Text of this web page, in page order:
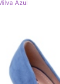
Azul